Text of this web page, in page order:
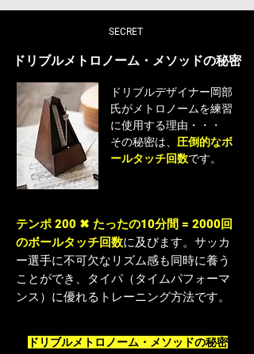
SECRET
ドリブルメトロノーム・メソッドの秘密
ドリブルデザイナー岡部
氏がメトロノームを練習
に使用する理由・・・
その秘密は、 圧倒的なボ
ールタッチ回数です。
テンポ 200 ✖︎ たったの10分間 = 2000回
のボールタッチ回数に及びます。サッカ
ー選手に不可欠なリズム感も同時に養う
ことができ、タイパ（タイムパフォーマ
ンス）に優れるトレーニング方法です。
ドリブルメトロノーム・メソッドの秘密